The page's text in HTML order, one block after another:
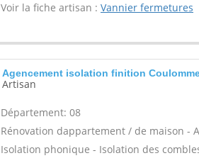
Voir la fiche artisan : Vannier fermetures
Agencement isolation finition
Artisan
Département: 08
Rénovation dappartement / de maison
Isolation phonique - Isolation des